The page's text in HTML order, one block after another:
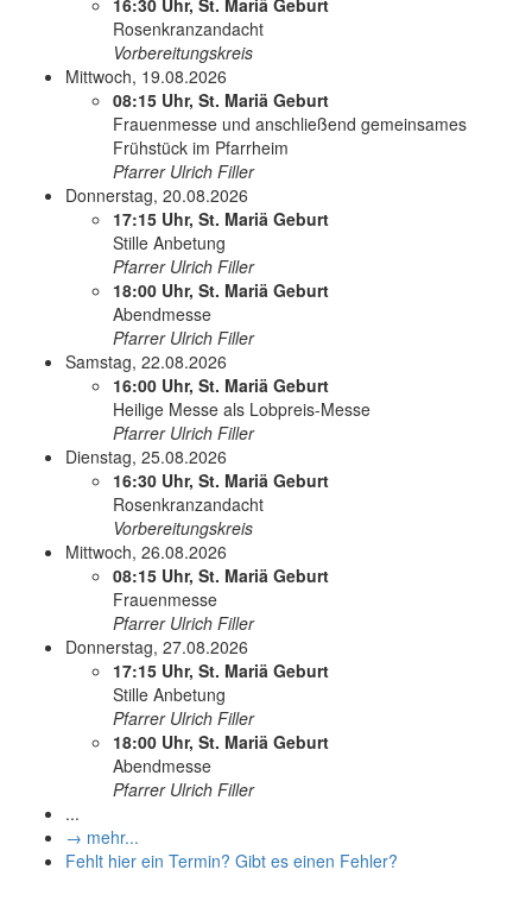
16:30 Uhr, St. Mariä Geburt
Rosenkranzandacht
Vorbereitungskreis
Mittwoch, 19.08.2026
08:15 Uhr, St. Mariä Geburt
Frauenmesse und anschließend gemeinsames
Frühstück im Pfarrheim
Pfarrer Ulrich Filler
Donnerstag, 20.08.2026
17:15 Uhr, St. Mariä Geburt
Stille Anbetung
Pfarrer Ulrich Filler
18:00 Uhr, St. Mariä Geburt
Abendmesse
Pfarrer Ulrich Filler
Samstag, 22.08.2026
16:00 Uhr, St. Mariä Geburt
Heilige Messe als Lobpreis-Messe
Pfarrer Ulrich Filler
Dienstag, 25.08.2026
16:30 Uhr, St. Mariä Geburt
Rosenkranzandacht
Vorbereitungskreis
Mittwoch, 26.08.2026
08:15 Uhr, St. Mariä Geburt
Frauenmesse
Pfarrer Ulrich Filler
Donnerstag, 27.08.2026
17:15 Uhr, St. Mariä Geburt
Stille Anbetung
Pfarrer Ulrich Filler
18:00 Uhr, St. Mariä Geburt
Abendmesse
Pfarrer Ulrich Filler
...
→ mehr...
Fehlt hier ein Termin? Gibt es einen Fehler?